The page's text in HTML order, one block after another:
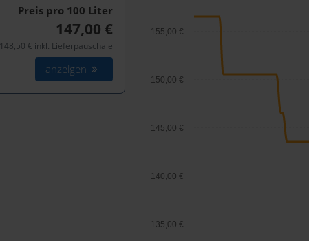
Preis pro 100 Liter
147,00 €
148,50 € inkl. Lieferpauschale
anzeigen
135,00 €
140,00 €
145,00 €
150,00 €
155,00 €